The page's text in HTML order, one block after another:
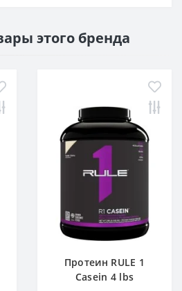
этого бренда
Протеин RULE 1
Casein 4 lbs